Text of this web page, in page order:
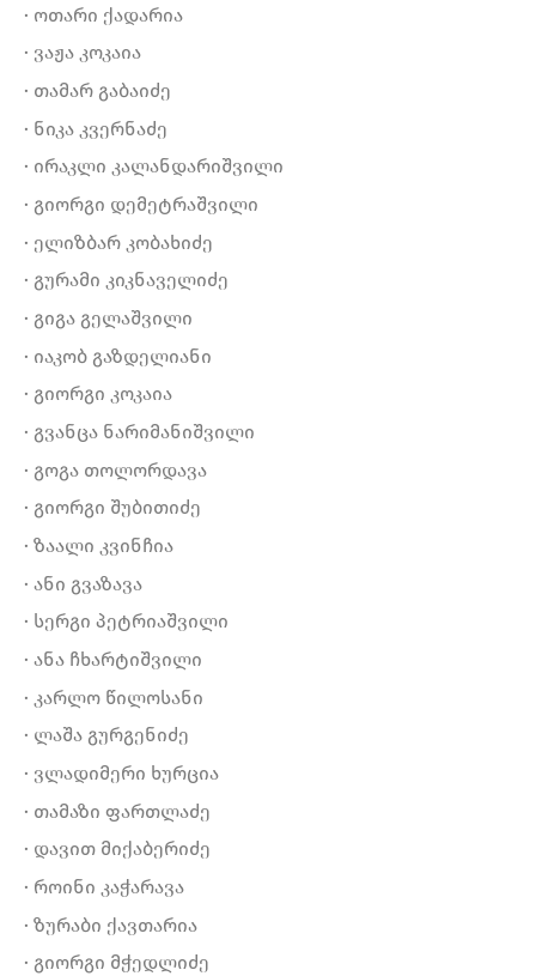
· ოთარი ქადარია
· ვაჟა კოკაია
· თამარ გაბაიძე
· ნიკა კვერნაძე
· ირაკლი კალანდარიშვილი
· გიორგი დემეტრაშვილი
· ელიზბარ კობახიძე
· გურამი კიკნაველიძე
· გიგა გელაშვილი
· იაკობ გაზდელიანი
· გიორგი კოკაია
· გვანცა ნარიმანიშვილი
· გოგა თოლორდავა
· გიორგი შუბითიძე
· ზაალი კვინჩია
· ანი გვაზავა
· სერგი პეტრიაშვილი
· ანა ჩხარტიშვილი
· კარლო წილოსანი
· ლაშა გურგენიძე
· ვლადიმერი ხურცია
· თამაზი ფართლაძე
· დავით მიქაბერიძე
· როინი კაჭარავა
· ზურაბი ქავთარია
· გიორგი მჭედლიძე